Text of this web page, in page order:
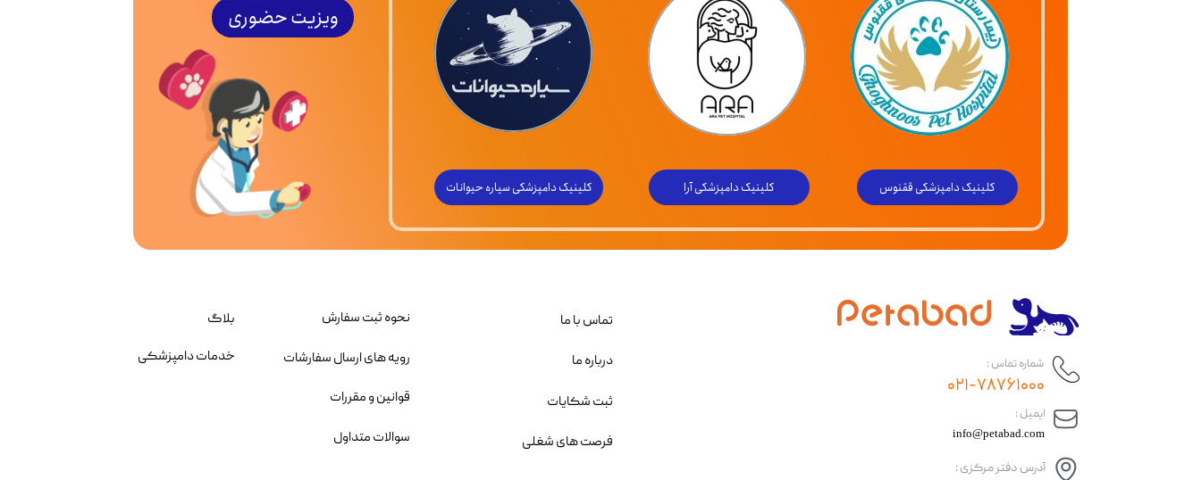
ویزیت حضوری
کلینیک دامپزشکی ققنوس کلینیک دامپزشکی آرا کلینیک دامپزشکی سیاره حیوانات
​ایمیل :
آدرس دفتر مرکزی :
info@petabad.com
شماره تماس :
۰۲۱-۷۸۷۶۱۰۰۰
نحوه ثبت سفارش
رویه های ارسال سفارشات
قوانین و مقررات
سوالات متداول
تماس با ما
درباره ما
ثبت شکایات
فرصت های شغلی
بلاگ
خدمات دامپزشکی